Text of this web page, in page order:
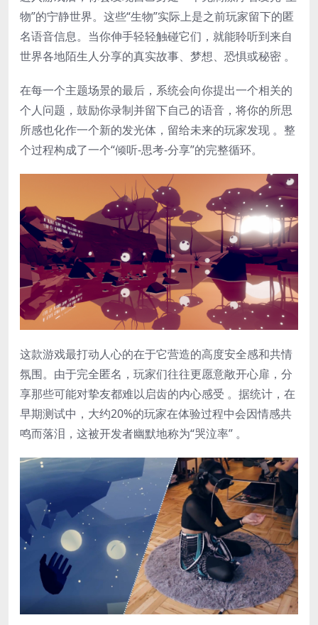
物”的宁静世界。这些“生物”实际上是之前玩家留下的匿
名语音信息。当你伸手轻轻触碰它们，就能聆听到来自
世界各地陌生人分享的真实故事、梦想、恐惧或秘密​ 。
在每一个主题场景的最后，系统会向你提出一个相关的
个人问题，鼓励你录制并留下自己的语音，将你的所思
所感也化作一个新的发光体，留给未来的玩家发现 。整
个过程构成了一个“倾听-思考-分享”的完整循环。
这款游戏最打动人心的在于它营造的高度安全感和共情
氛围。由于完全匿名，玩家们往往更愿意敞开心扉，分
享那些可能对挚友都难以启齿的内心感受 。据统计，在
早期测试中，大约20%的玩家在体验过程中会因情感共
鸣而落泪，这被开发者幽默地称为“哭泣率” 。